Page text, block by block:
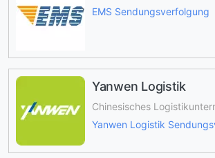
EMS Sendungsverfolgung
Yanwen Logistik
Chinesisches
Yanwen Logistik